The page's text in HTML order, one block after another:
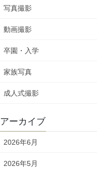
写真撮影
動画撮影
卒園・入学
家族写真
成人式撮影
アーカイブ
2026年6月
2026年5月